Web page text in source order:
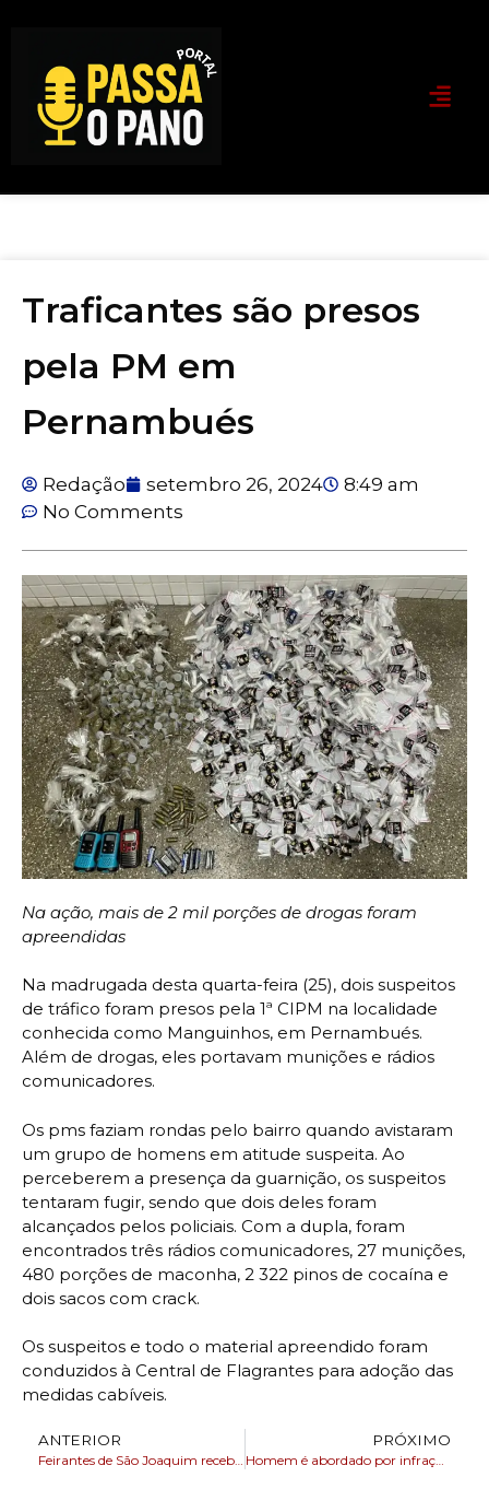
Traficantes são presos
pela PM em
Pernambués
Redação setembro 26, 2024
8:49 am
No Comments
Na ação, mais de 2 mil porções de drogas foram
apreendidas
Na madrugada desta quarta-feira (25), dois suspeitos
de tráfico foram presos pela 1ª CIPM na localidade
conhecida como Manguinhos, em Pernambués.
Além de drogas, eles portavam munições e rádios
comunicadores.
Os pms faziam rondas pelo bairro quando avistaram
um grupo de homens em atitude suspeita. Ao
perceberem a presença da guarnição, os suspeitos
tentaram fugir, sendo que dois deles foram
alcançados pelos policiais. Com a dupla, foram
encontrados três rádios comunicadores, 27 munições,
480 porções de maconha, 2 322 pinos de cocaína e
dois sacos com crack.
Os suspeitos e todo o material apreendido foram
conduzidos à Central de Flagrantes para adoção das
medidas cabíveis.
ANTERIOR
Feirantes de São Joaquim recebem capacitação focada em atendimento a turistas e baianos
PRÓXIMO
Homem é abordado por infração de trânsito e acaba preso pela PRF em Simões Filho (BA)